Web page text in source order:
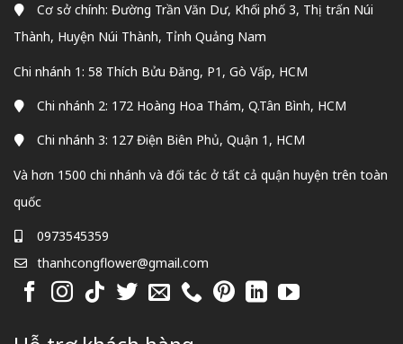
Cơ sở chính: Đường Trần Văn Dư, Khối phố 3, Thị trấn Núi
Thành, Huyện Núi Thành, Tỉnh Quảng Nam
Chi nhánh 1: 58 Thích Bửu Đăng, P1, Gò Vấp, HCM
Chi nhánh 2: 172 Hoàng Hoa Thám, Q.Tân Bình, HCM
Chi nhánh 3: 127 Điện Biên Phủ, Quận 1, HCM
Và hơn 1500 chi nhánh và đối tác ở tất cả quận huyện trên toàn
quốc
0973545359
thanhcongflower@gmail.com